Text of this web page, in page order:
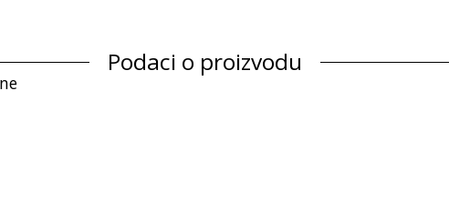
Podaci o proizvodu